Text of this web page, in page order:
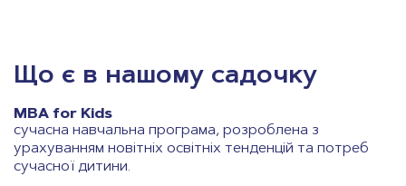
Що є в нашому садочку
MBA for Kids
сучасна навчальна програма, розроблена з
урахуванням новітніх освітніх тенденцій та потреб
сучасної дитини.